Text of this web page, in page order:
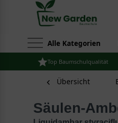
Alle Kategorien
Top Baumschulqualität
Übersicht
Säulen-